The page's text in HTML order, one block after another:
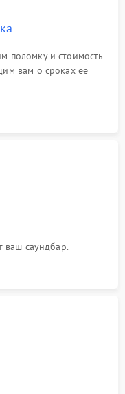
поломку и стоимость
вам о сроках ее
ваш саундбар.